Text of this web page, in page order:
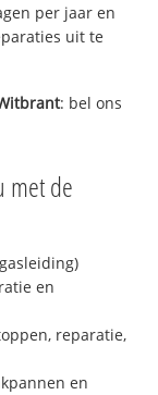
per jaar en
uit te
: bel ons
de
en
reparatie,
en